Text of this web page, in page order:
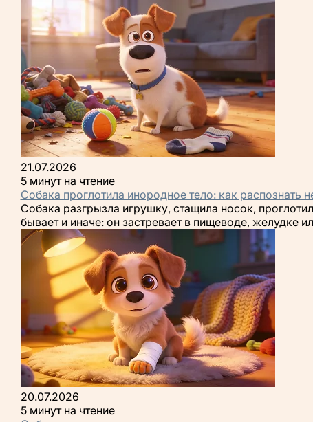
21.07.2026
5 минут на чтение
Собака проглотила инородное тело: как распознать
Собака разгрызла игрушку, стащила носок,
бывает и иначе: он застревает в пищеводе, желудке
20.07.2026
5 минут на чтение